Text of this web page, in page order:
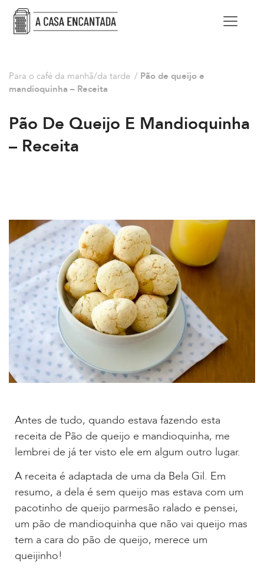
Para o café da manhã/da tarde / Pão de queijo e
mandioquinha – Receita
Pão De Queijo E Mandioquinha
– Receita
Antes de tudo, quando estava fazendo esta
receita de Pão de queijo e mandioquinha, me
lembrei de já ter visto ele em algum outro lugar.
A receita é adaptada de uma da Bela Gil. Em
resumo, a dela é sem queijo mas estava com um
pacotinho de queijo parmesão ralado e pensei,
um pão de mandioquinha que não vai queijo mas
tem a cara do pão de queijo, merece um
queijinho!